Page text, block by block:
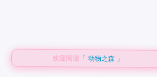
欢迎阅读「 动物之森 」